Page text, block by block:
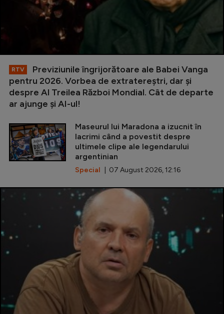
RTV
Previziunile îngrijorătoare ale Babei Vanga
pentru 2026. Vorbea de extratereștri, dar și
despre Al Treilea Război Mondial. Cât de departe
ar ajunge și AI-ul!
Maseurul lui Maradona a izucnit în
lacrimi când a povestit despre
ultimele clipe ale legendarului
argentinian
Special | 07 August 2026, 12:16